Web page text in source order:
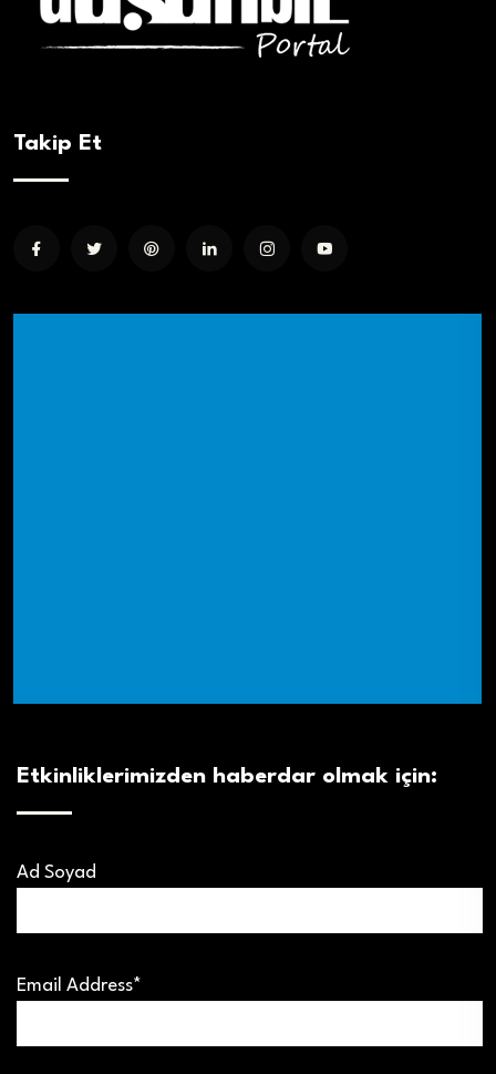
Takip Et
Etkinliklerimizden haberdar olmak için:
Ad Soyad
Email Address*